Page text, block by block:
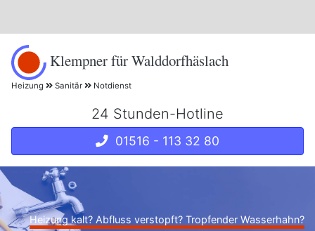
Klempner für Walddorfhäslach
Heizung Sanitär Notdienst
24 Stunden-Hotline
01516 - 113 32 80
Heizung kalt? Abfluss verstopft? Tropfender Wasserhahn?